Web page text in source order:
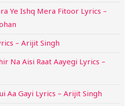
Ye Ishq Mera Fitoor Lyrics –
– Arijit Singh
Na Aisi Raat Aayegi Lyrics –
Aa Gayi Lyrics – Arijit Singh